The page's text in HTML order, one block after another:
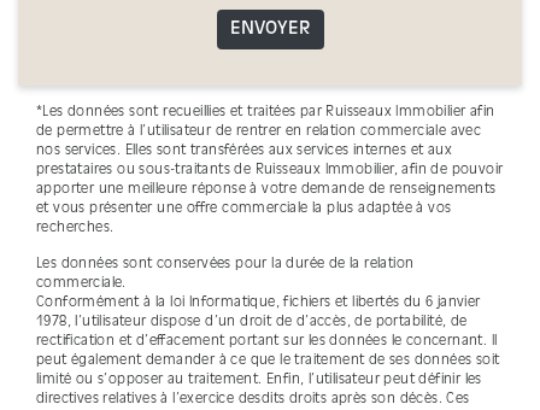
ENVOYER
*Les données sont recueillies et traitées par Ruisseaux Immobilier afin
de permettre à l’utilisateur de rentrer en relation commerciale avec
nos services. Elles sont transférées aux services internes et aux
prestataires ou sous-traitants de Ruisseaux Immobilier, afin de pouvoir
apporter une meilleure réponse à votre demande de renseignements
et vous présenter une offre commerciale la plus adaptée à vos
recherches.
Les données sont conservées pour la durée de la relation
commerciale.
Conformément à la loi Informatique, fichiers et libertés du 6 janvier
1978, l’utilisateur dispose d’un droit de d’accès, de portabilité, de
rectification et d’effacement portant sur les données le concernant. Il
peut également demander à ce que le traitement de ses données soit
limité ou s’opposer au traitement. Enfin, l’utilisateur peut définir les
directives relatives à l’exercice desdits droits après son décès. Ces